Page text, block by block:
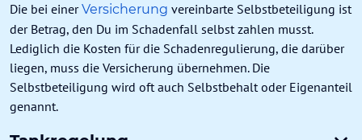
Die bei einerVersicherung vereinbarte Selbstbeteiligung ist
der Betrag, den Du im Schadenfall selbst zahlen musst.
Lediglich die Kosten für die Schadenregulierung, die darüber
liegen, muss die Versicherung übernehmen. Die
Selbstbeteiligung wird oft auch Selbstbehalt oder Eigenanteil
genannt.